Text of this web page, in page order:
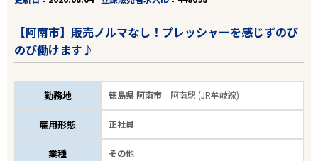
【阿南市】販売ノルマなし！プレッシャーを感じずのび
のび働けます♪
勤務地 徳島県 阿南市 阿南駅 (JR牟岐線)
雇用形態 正社員
業種 その他